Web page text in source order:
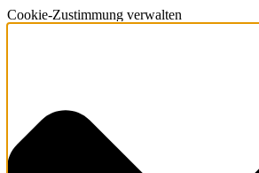
Cookie-Zustimmung verwalten